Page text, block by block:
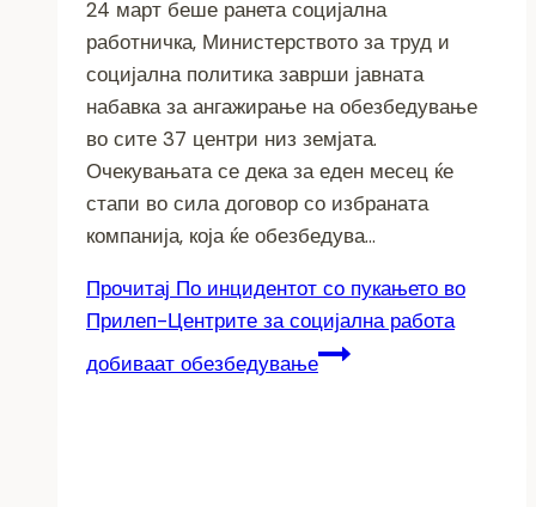
24 март беше ранета социјална
работничка, Министерството за труд и
социјална политика заврши јавната
набавка за ангажирање на обезбедување
во сите 37 центри низ земјата.
Очекувањата се дека за еден месец ќе
стапи во сила договор со избраната
компанија, која ќе обезбедува…
Прочитај По инцидентот со пукањето во
Прилеп-Центрите за социјална работа
добиваат обезбедување